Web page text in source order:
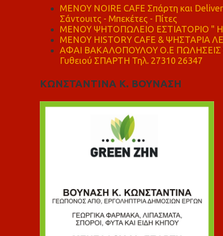
MENOY NOIRE CAFE Σπάρτη και
Σάντουιτς - Μπεκέτες - Πίτες
ΜΕΝΟΥ ΨΗΤΟΠΩΛΕΙΟ ΕΣΤΙΑΤΟΡΙΟ "
ΜΕΝΟΥ HISTORY CAFE & ΨΗΣΤΑΡΙΑ
ΑΦΑΙ ΒΑΚΑΛΟΠΟΥΛΟΥ Ο.Ε ΠΩΛΗΣΕΙΣ
Γυθειού ΣΠΑΡΤΗ Τηλ. 27310 26347
ΚΩΝΣΤΑΝΤΙΝΑ Κ. ΒΟΥΝΑΣΗ